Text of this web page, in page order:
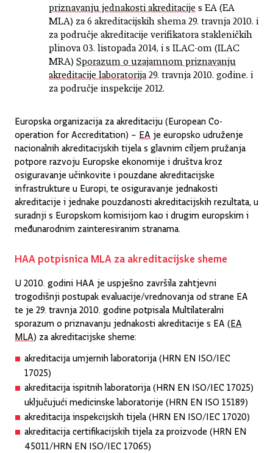
priznavanju jednakosti akreditacije
s EA (EA
MLA) za 6 akreditacijskih shema 29. travnja 2010. i
za područje akreditacije verifikatora stakleničkih
plinova 03. listopada 2014, i s ILAC-om (ILAC
MRA) Sporazum o uzajamnom priznavanju
akreditacije laboratorija 29. travnja 2010. godine. i
za područje inspekcije 2012.
Europska organizacija za akreditaciju (European Co-
operation for Accreditation) – EA
je europsko udruženje
nacionalnih akreditacijskih tijela s glavnim ciljem pružanja
potpore razvoju Europske ekonomije i društva kroz
osiguravanje učinkovite i pouzdane akreditacijske
infrastrukture u Europi, te osiguravanje jednakosti
akreditacije i jednake pouzdanosti akreditacijskih rezultata, u
suradnji s Europskom komisijom kao i drugim europskim i
međunarodnim zainteresiranim stranama.
HAA potpisnica MLA za akreditacijske sheme
U 2010. godini HAA je uspješno završila zahtjevni
trogodišnji postupak evaluacije/vrednovanja od strane EA
te je 29. travnja 2010. godine potpisala Multilateralni
sporazum o priznavanju jednakosti akreditacije s EA (EA
MLA ) za akreditacijske sheme:
akreditacija umjernih laboratorija (HRN EN ISO/IEC
17025)
akreditacija ispitnih laboratorija (HRN EN ISO/IEC 17025)
uključujući medicinske laboratorije (HRN EN ISO 15189)
akreditacija inspekcijskih tijela (HRN EN ISO/IEC 17020)
akreditacija certifikacijskih tijela za proizvode (HRN EN
45011/HRN EN ISO/IEC 17065)